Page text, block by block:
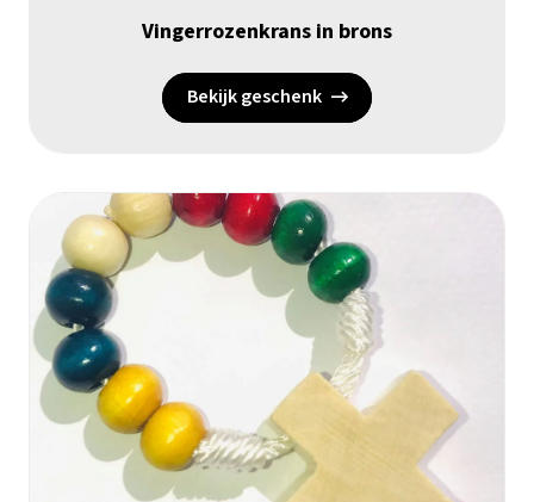
Vingerrozenkrans in brons
Bekijk geschenk